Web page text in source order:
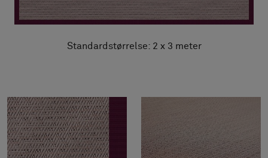
Standardstørrelse: 2 x 3 meter